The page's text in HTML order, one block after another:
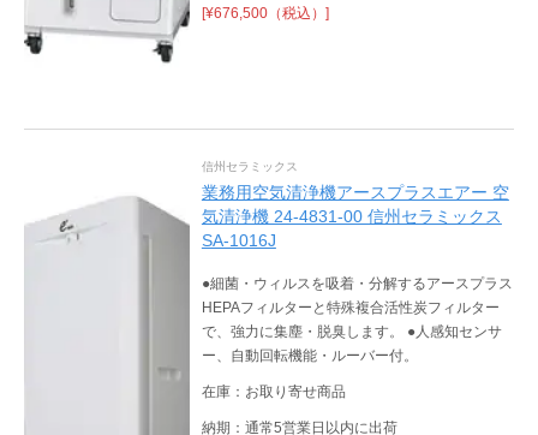
[¥676,500（税込）]
信州セラミックス
業務用空気清浄機アースプラスエアー 空
気清浄機 24-4831-00 信州セラミックス
SA-1016J
●細菌・ウィルスを吸着・分解するアースプラス
HEPAフィルターと特殊複合活性炭フィルター
で、強力に集塵・脱臭します。 ●人感知センサ
ー、自動回転機能・ルーバー付。
在庫：お取り寄せ商品
納期：通常5営業日以内に出荷